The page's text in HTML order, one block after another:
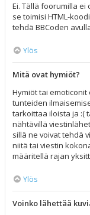
Ei. Tällä foorumilla ei
se toimisi HTML-
tehdä BBCoden
Ylös
Mitä ovat hymiöt?
Hymiöt tai
tunteiden
tarkoittaa iloista ja :(
nähtävillä
sillä ne voivat tehdä
niitä tai viestin
määritellä rajan
Ylös
Voinko lähettää